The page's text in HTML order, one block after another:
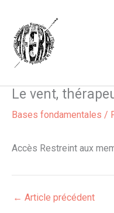
contenu
Le vent,
Bases fondamentales /
Accès Restreint aux
← Article précédent